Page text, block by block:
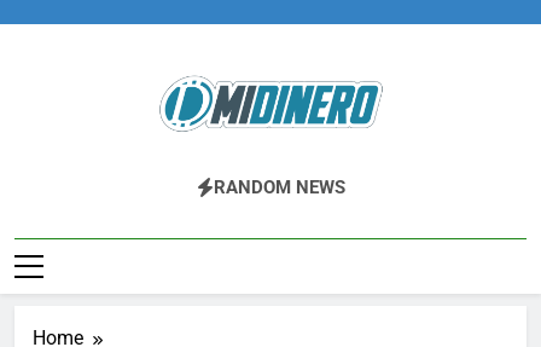
Midinero.co
Fintech, Criptomonedas
RANDOM NEWS
Home